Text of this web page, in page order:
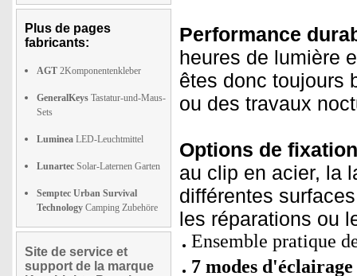
Plus de pages
fabricants:
AGT 2Komponentenkleber
GeneralKeys Tastatur-und-Maus-
Sets
Luminea LED-Leuchtmittel
Lunartec Solar-Laternen Garten
Semptec Urban Survival
Technology Camping Zubehöre
Site de service et
support de la marque
Performance
heures de lumière
êtes donc toujours
ou des travaux
Options de
au clip en acier, la
différentes
les réparations ou
Ensemble pratique
7 modes